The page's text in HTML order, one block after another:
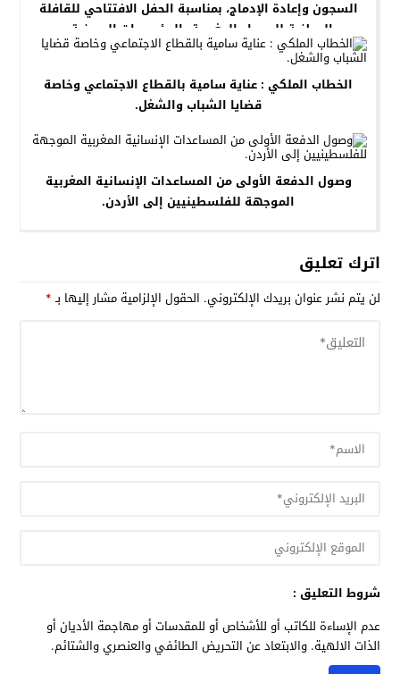
السجون وإعادة الإدماج، بمناسبة الحفل الافتتاحي للقافلة
الوطنية للصحراء المغربية بالمؤسسات السجنية .
الخطاب الملكي : عناية سامية بالقطاع الاجتماعي وخاصة
قضايا الشباب والشغل.
وصول الدفعة الأولى من المساعدات الإنسانية المغربية
الموجهة للفلسطينيين إلى الأردن.
اترك تعليق
لن يتم نشر عنوان بريدك الإلكتروني. الحقول الإلزامية مشار إليها بـ*
شروط التعليق :
عدم الإساءة للكاتب أو للأشخاص أو للمقدسات أو مهاجمة الأديان أو
الذات الالهية. والابتعاد عن التحريض الطائفي والعنصري والشتائم.